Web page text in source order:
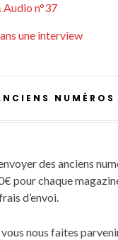
Audio n°37
une interview
NUMÉROS
des anciens
pour chaque
d’envoi.
nous faites